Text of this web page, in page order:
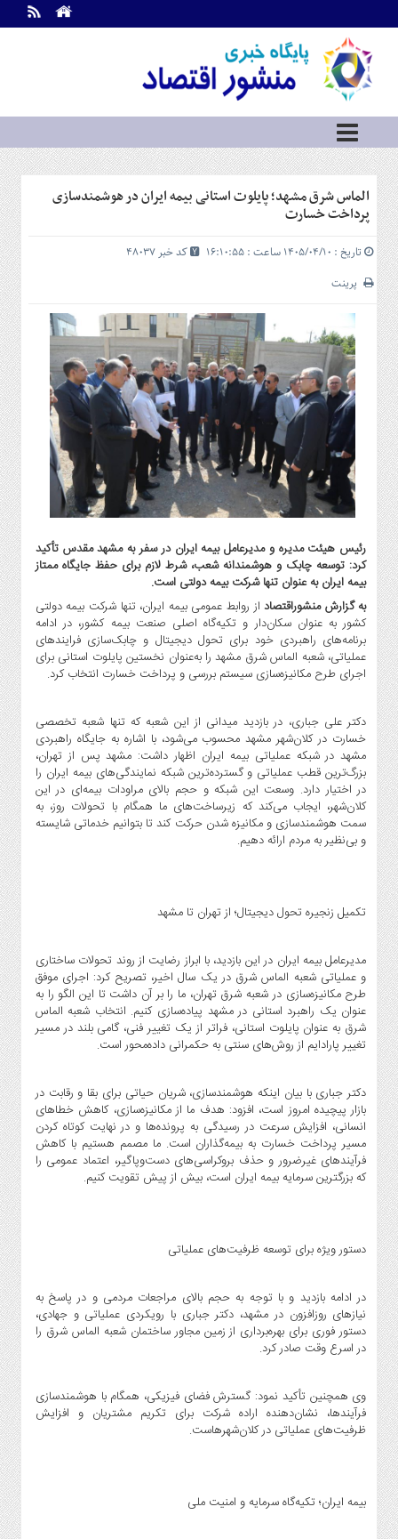
اطلاعات
تماس
ما
درباره
ما
سرویس
ها
خانه
سرمایه
و
بورس
مسکن
و
شهری
گاز
و
پتروشیمی
صنعت
و
خودرو
آپ
و
فن
آوری
بانک
،
بیمه
و
ارز
دیجیتال
کشاورزی
و
صنایع
غذایی
سیاسی
و
بین
الملل
روز
گوناگون
الماس شرق مشهد؛ پایلوت استانی بیمه ایران در هوشمندسازی
پرداخت خسارت
تاریخ : ۱۴۰۵/۰۴/۱۰ ساعت : ۱۶:۱۰:۵۵
کد خبر 48037
پرینت
رئیس هیئت مدیره و مدیرعامل بیمه ایران در سفر به مشهد مقدس تأکید
کرد: توسعه چابک و هوشمندانه شعب، شرط لازم برای حفظ جایگاه ممتاز
بیمه ایران به عنوان تنها شرکت بیمه دولتی است.
به گزارش منشوراقتصاد از روابط عمومی بیمه ایران، تنها شرکت بیمه دولتی
کشور به عنوان سکان‌دار و تکیه‌گاه اصلی صنعت بیمه کشور، در ادامه
برنامه‌های راهبردی خود برای تحول دیجیتال و چابک‌سازی فرایندهای
عملیاتی، شعبه الماس شرق مشهد را به‌عنوان نخستین پایلوت استانی برای
اجرای طرح مکانیزه‌سازی سیستم بررسی و پرداخت خسارت انتخاب کرد.
دکتر علی جباری، در بازدید میدانی از این شعبه که تنها شعبه تخصصی
خسارت در کلان‌شهر مشهد محسوب می‌شود، با اشاره به جایگاه راهبردی
مشهد در شبکه عملیاتی بیمه ایران اظهار داشت: مشهد پس از تهران،
بزرگ‌ترین قطب عملیاتی و گسترده‌ترین شبکه نمایندگی‌های بیمه ایران را
در اختیار دارد. وسعت این شبکه و حجم بالای مراودات بیمه‌ای در این
کلان‌شهر، ایجاب می‌کند که زیرساخت‌های ما همگام با تحولات روز، به
سمت هوشمندسازی و مکانیزه شدن حرکت کند تا بتوانیم خدماتی شایسته
و بی‌نظیر به مردم ارائه دهیم.
تکمیل زنجیره تحول دیجیتال؛ از تهران تا مشهد
​​​​​​​مدیرعامل بیمه ایران در این بازدید، با ابراز رضایت از روند تحولات ساختاری
و عملیاتی شعبه الماس شرق در یک سال اخیر، تصریح کرد: اجرای موفق
طرح مکانیزه‌سازی در شعبه شرق تهران، ما را بر آن داشت تا این الگو را به
عنوان یک راهبرد استانی در مشهد پیاده‌سازی کنیم. انتخاب شعبه الماس
شرق به عنوان پایلوت استانی، فراتر از یک تغییر فنی، گامی بلند در مسیر
تغییر پارادایم از روش‌های سنتی به حکمرانی داده‌محور است.
​​​​​​​دکتر جباری با بیان اینکه هوشمندسازی، شریان حیاتی برای بقا و رقابت در
بازار پیچیده امروز است، افزود: هدف ما از مکانیزه‌سازی، کاهش خطاهای
انسانی، افزایش سرعت در رسیدگی به پرونده‌ها و در نهایت کوتاه کردن
مسیر پرداخت خسارت به بیمه‌گذاران است. ما مصمم هستیم با کاهش
فرآیندهای غیرضرور و حذف بروکراسی‌های دست‌وپاگیر، اعتماد عمومی را
که بزرگترین سرمایه بیمه ایران است، بیش از پیش تقویت کنیم.
دستور ویژه برای توسعه ظرفیت‌های عملیاتی
در ادامه بازدید و با توجه به حجم بالای مراجعات مردمی و در پاسخ به
نیازهای روزافزون در مشهد، دکتر جباری با رویکردی عملیاتی و جهادی،
دستور فوری برای بهره‌برداری از زمین مجاور ساختمان شعبه الماس شرق را
در اسرع وقت صادر کرد.
وی همچنین تأکید نمود: گسترش فضای فیزیکی، همگام با هوشمندسازی
فرآیندها، نشان‌دهنده اراده شرکت برای تکریم مشتریان و افزایش
ظرفیت‌های عملیاتی در کلان‌شهرهاست.
بیمه ایران؛ تکیه‌گاه سرمایه و امنیت ملی